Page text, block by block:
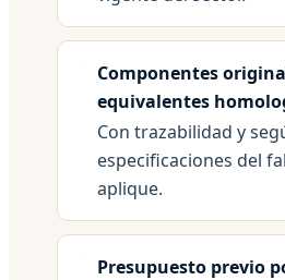
Componentes
equivalentes
Con trazabilidad y
especificaciones del
aplique.
Presupuesto previo